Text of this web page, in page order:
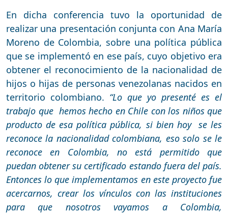
En dicha conferencia tuvo la oportunidad de
realizar una presentación conjunta con Ana María
Moreno de Colombia, sobre una política pública
que se implementó en ese país, cuyo objetivo era
obtener el reconocimiento de la nacionalidad de
hijos o hijas de personas venezolanas nacidos en
territorio colombiano. “Lo que yo presenté es el
trabajo que hemos hecho en Chile con los niños que
producto de esa política pública, si bien hoy se les
reconoce la nacionalidad colombiana, eso solo se le
reconoce en Colombia, no está permitido que
puedan obtener su certificado estando fuera del país.
Entonces lo que implementamos en este proyecto fue
acercarnos, crear los vínculos con las instituciones
para que nosotros vayamos a Colombia,